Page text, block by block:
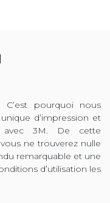
pourquoi nous
d’impression et
avec 3M. De cette
ne trouverez nulle
remarquable et une
d’utilisation les